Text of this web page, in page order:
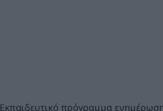
Εκπαιδευτικό πρόγραμμα